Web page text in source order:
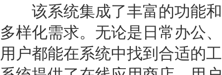
该系统集成了丰富的功能和
多样化需求。无论是日常办公
用户都能在系统中找到合适的